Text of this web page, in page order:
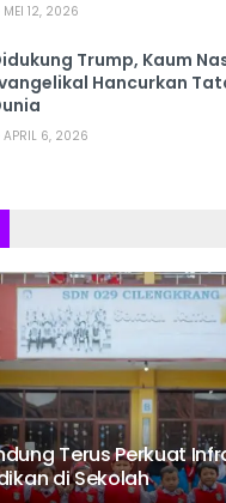
MEI 12, 2026
Trump, Kaum
Hancurkan
APRIL 6, 2026
Terus Perkuat
di Sekolah